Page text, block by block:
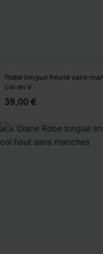
Robe longue fleurie sans
col en V
39,00 €